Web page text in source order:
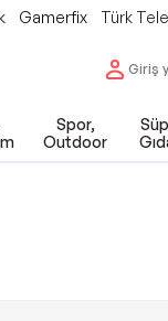
Gamerfix Türk
Giriş
Spor,
Outdoor